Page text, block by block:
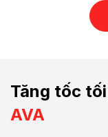
Tăng tốc
AVA